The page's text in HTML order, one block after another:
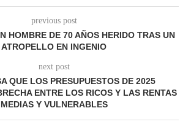
previous post
HOMBRE DE 70 AÑOS HERIDO TRAS UN
ATROPELLO EN INGENIO
next post
QUE LOS PRESUPUESTOS DE 2025
ENTRE LOS RICOS Y LAS RENTAS
MEDIAS Y VULNERABLES